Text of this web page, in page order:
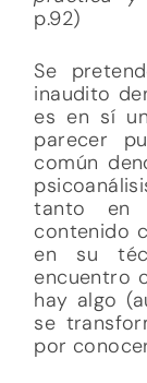
p.92)
Se
inaudito
es en sí
parecer
común
tanto en
contenido
en su
encuentro
hay algo
se
por